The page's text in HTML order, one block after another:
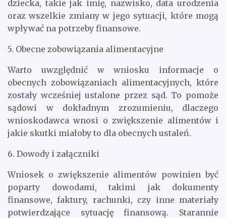
dziecka, takie jak imię, nazwisko, data urodzenia
oraz wszelkie zmiany w jego sytuacji, które mogą
wpływać na potrzeby finansowe.
5. Obecne zobowiązania alimentacyjne
Warto uwzględnić w wniosku informacje o
obecnych zobowiązaniach alimentacyjnych, które
zostały wcześniej ustalone przez sąd. To pomoże
sądowi w dokładnym zrozumieniu, dlaczego
wnioskodawca wnosi o zwiększenie alimentów i
jakie skutki miałoby to dla obecnych ustaleń.
6. Dowody i załączniki
Wniosek o zwiększenie alimentów powinien być
poparty dowodami, takimi jak dokumenty
finansowe, faktury, rachunki, czy inne materiały
potwierdzające sytuację finansową. Starannie